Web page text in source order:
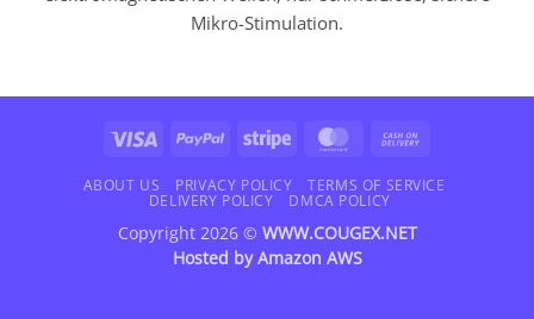
Mikro-Stimulation.
Visa PayPal Stripe MasterCard
Delivery
ABOUT US PRIVACY POLICY
TERMS OF SERVICE
DELIVERY POLICY
DMCA POLICY
Copyright 2026 © WWW.COUGEX.NET
Hosted byAmazon AWS